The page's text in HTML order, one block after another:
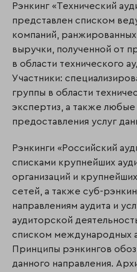
Рэнкинг «Технический
представлен списком
компаний,
выручки, полученной от
в области технического
Участники:
группы в области
экспертиз, а также
предоставления услуг
Рэнкинги «Российский
списками крупнейших
организаций и
сетей, а также суб-
направлениям аудита и
аудиторской
списком международных
Принципы рэнкингов
данного направления.